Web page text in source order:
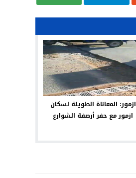
ازمور: المعاناة الطويلة لسكان
ازمور مع حفر أرصفة الشوارع